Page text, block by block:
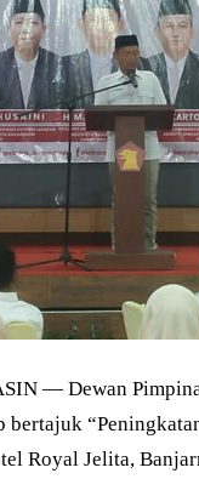
— Dewan
Royal Jelita,